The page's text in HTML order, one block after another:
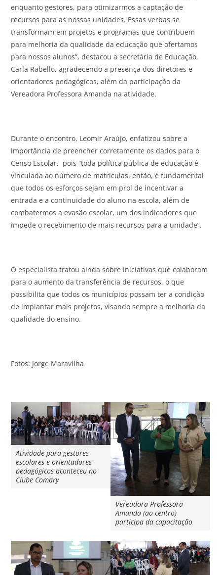
enquanto gestores, para otimizarmos a captação de
recursos para as nossas unidades. Essas verbas se
transformam em projetos e programas que contribuem
para melhoria da qualidade da educação que ofertamos
para nossos alunos”, destacou a secretária de Educação,
Carla Rabello, agradecendo a presença dos diretores e
orientadores pedagógicos, além da participação da
Vereadora Professora Amanda na atividade.
Durante o encontro, Leomir Araújo, enfatizou sobre a
importância de preencher corretamente os dados para o
Censo Escolar, pois “toda política pública de educação é
vinculada ao número de matrículas, então, é fundamental
que todos os esforços sejam em prol de incentivar a
entrada e a continuidade do aluno na escola, além de
combatermos a evasão escolar, um dos indicadores que
impede o recebimento de mais recursos para a unidade”.
O especialista tratou ainda sobre iniciativas que colaboram
para o aumento da transferência de recursos, o que
possibilita que todos os municípios possam ter a condição
de implantar mais projetos, visando sempre a melhoria da
qualidade do ensino.
Fotos: Jorge Maravilha
Atividade para gestores
escolares e orientadores
pedagógicos aconteceu no
Clube Comary
Vereadora Professora
Amanda (ao centro)
participa da capacitação